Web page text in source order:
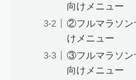
向けメニュー
②フルマラソン
けメニュー
③フルマラソン
向けメニュー